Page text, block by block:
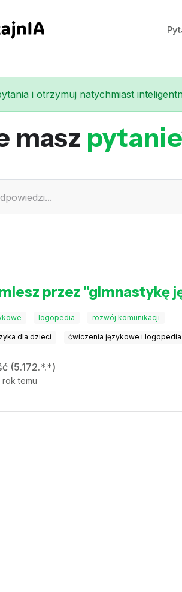
i otrzymuj natychmiast
masz pytanie
przez "gimnastykę
logopedia rozwój komunikacji
dla dzieci ćwiczenia językowe i logopedia
(5.172.*.*)
rok temu